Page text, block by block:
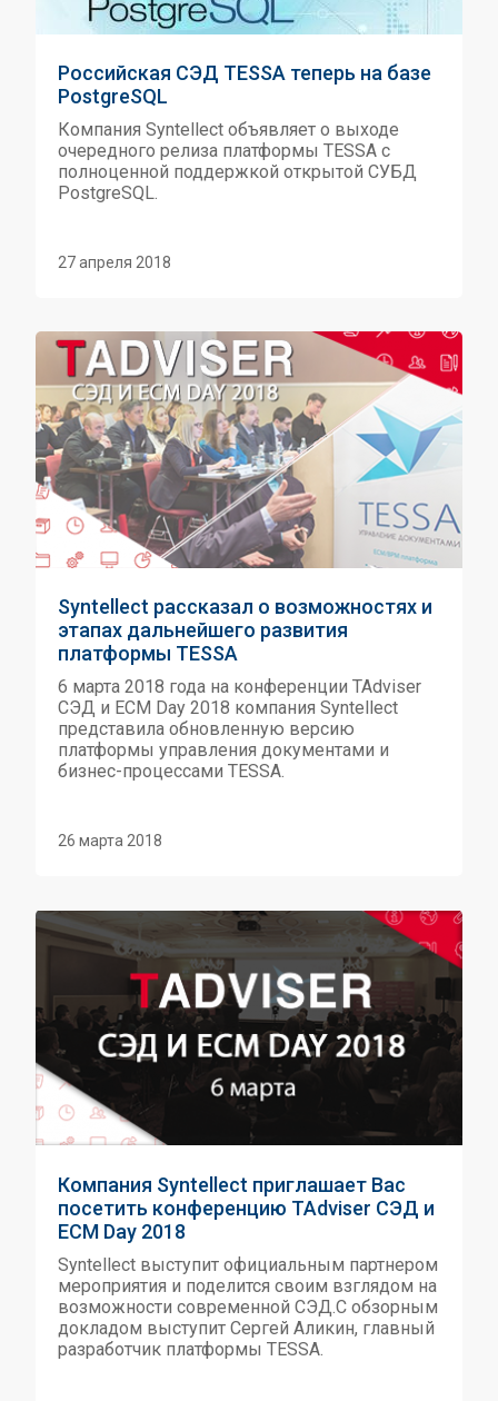
Российская СЭД TESSA теперь на базе
PostgreSQL
Компания Syntellect объявляет о выходе
очередного релиза платформы TESSA с
полноценной поддержкой открытой СУБД
PostgreSQL.
27 апреля 2018
Syntellect рассказал о возможностях и
этапах дальнейшего развития
платформы TESSA
6 марта 2018 года на конференции TAdviser
СЭД и ECM Day 2018 компания Syntellect
представила обновленную версию
платформы управления документами и
бизнес-процессами TESSA.
26 марта 2018
Компания Syntellect приглашает Вас
посетить конференцию TAdviser СЭД и
ECM Day 2018
Syntellect выступит официальным партнером
мероприятия и поделится своим взглядом на
возможности современной СЭД.С обзорным
докладом выступит Сергей Аликин, главный
разработчик платформы TESSA.